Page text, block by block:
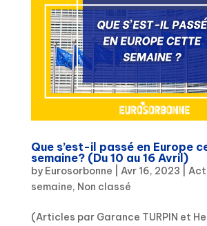
Que s’est-il passé en Europe
semaine? (Du 10 au 16 Avril)
by Eurosorbonne Avr 16, 2023
semaine, Non classé
(Articles par Garance TURPIN et